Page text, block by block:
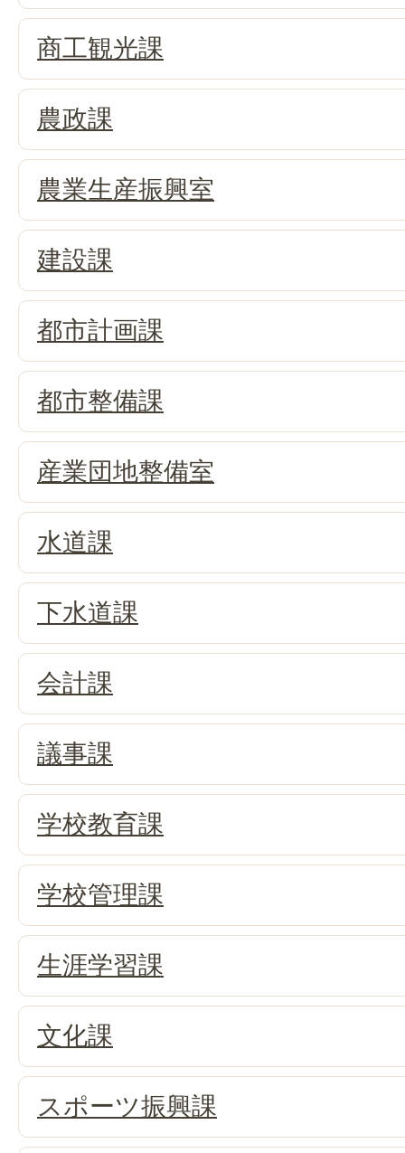
商工観光課
農政課
農業生産振興室
建設課
都市計画課
都市整備課
産業団地整備室
水道課
下水道課
会計課
議事課
学校教育課
学校管理課
生涯学習課
文化課
スポーツ振興課